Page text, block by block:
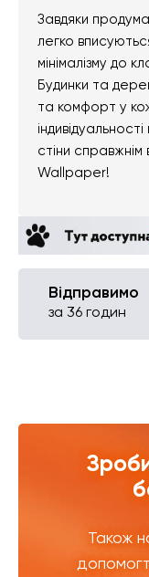
Завдяки
легко
мінімалізму до
Будинки та
та комфорт у
стіни
Wallpaper!
Відправимо
за 36 годин
Також